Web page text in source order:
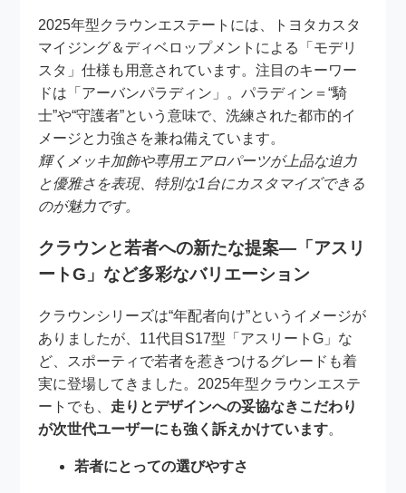
2025年型クラウンエステートには、トヨタカスタ
マイジング＆ディベロップメントによる「モデリ
スタ」仕様も用意されています。注目のキーワー
ドは「アーバンパラディン」。パラディン＝“騎
士”や“守護者”という意味で、洗練された都市的イ
メージと力強さを兼ね備えています。
輝くメッキ加飾や専用エアロパーツが上品な迫力
と優雅さを表現、特別な1台にカスタマイズできる
のが魅力です。
クラウンと若者への新たな提案—「アスリ
ートG」など多彩なバリエーション
クラウンシリーズは“年配者向け”というイメージが
ありましたが、11代目S17型「アスリートG」な
ど、スポーティで若者を惹きつけるグレードも着
実に登場してきました。2025年型クラウンエステ
ートでも、 走りとデザインへの妥協なきこだわり
が次世代ユーザーにも強く訴えかけています。
若者にとっての選びやすさ